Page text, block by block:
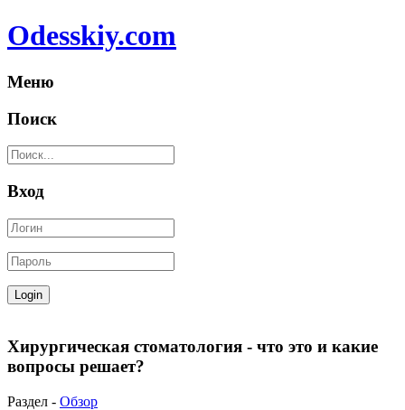
Odesskiy.com
Меню
Поиск
Вход
Хирургическая стоматология - что это и какие
вопросы решает?
Раздел - Обзор